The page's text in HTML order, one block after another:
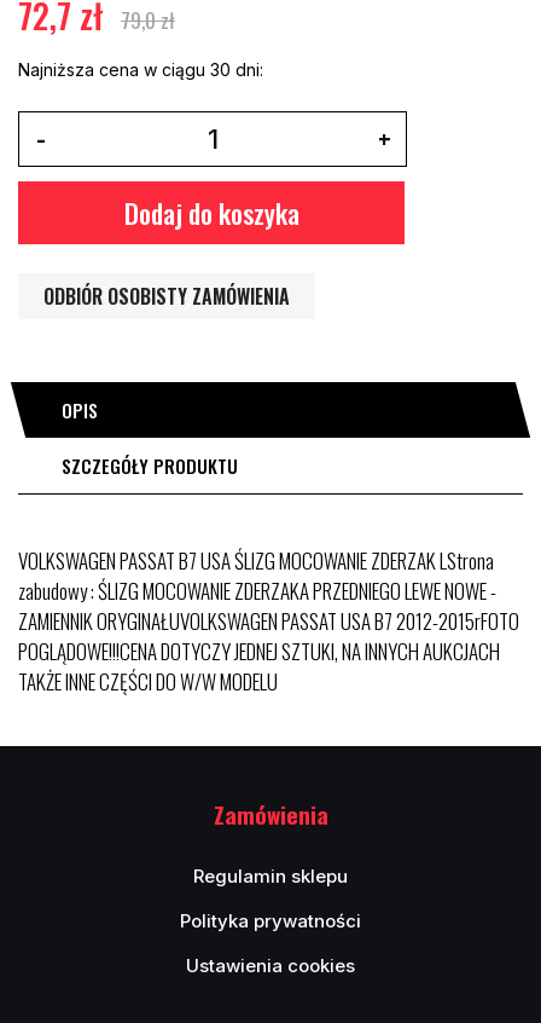
72,7 zł 79,0 zł
Najniższa cena w ciągu 30 dni:
Dodaj do koszyka
ODBIÓR OSOBISTY ZAMÓWIENIA
OPIS
SZCZEGÓŁY PRODUKTU
VOLKSWAGEN PASSAT B7 USA ŚLIZG MOCOWANIE ZDERZAK LStrona
zabudowy : ŚLIZG MOCOWANIE ZDERZAKA PRZEDNIEGO LEWE NOWE -
ZAMIENNIK ORYGINAŁUVOLKSWAGEN PASSAT USA B7 2012-2015rFOTO
POGLĄDOWE!!!CENA DOTYCZY JEDNEJ SZTUKI, NA INNYCH AUKCJACH
TAKŻE INNE CZĘŚCI DO W/W MODELU
Zamówienia
Regulamin sklepu
Polityka prywatności
Ustawienia cookies